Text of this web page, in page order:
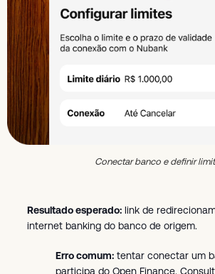
Conectar banco e definir
Resultado esperado: link de
internet banking do banco de origem.
Erro comum: tentar conectar um
participa do Open Finance.